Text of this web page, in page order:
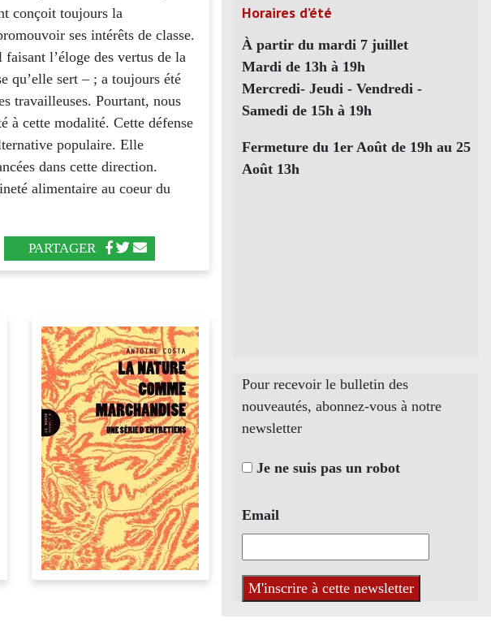
conçoit toujours la
ses intérêts de classe.
l’éloge des vertus de la
qu’elle sert ‒ ; a toujours été
travailleuses. Pourtant, nous
à cette modalité. Cette défense
populaire. Elle
dans cette direction.
alimentaire au coeur du
PARTAGER
Horaires d’été
À partir du mardi 7 juillet
Mardi de 13h à 19h
Mercredi- Jeudi - Vendredi -
Samedi de 15h à 19h
Fermeture du 1er Août de 19h au 25
Août 13h
Pour recevoir le bulletin des
nouveautés, abonnez-vous à notre
newsletter
Je ne suis pas un robot
Email